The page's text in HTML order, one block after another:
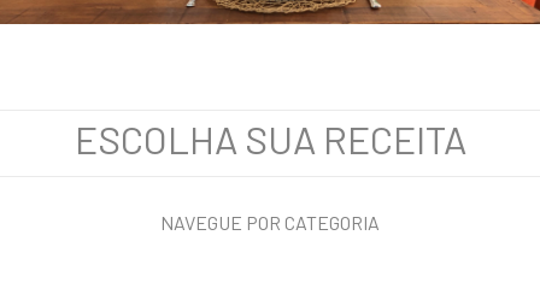
ESCOLHA SUA RECEITA
NAVEGUE POR CATEGORIA